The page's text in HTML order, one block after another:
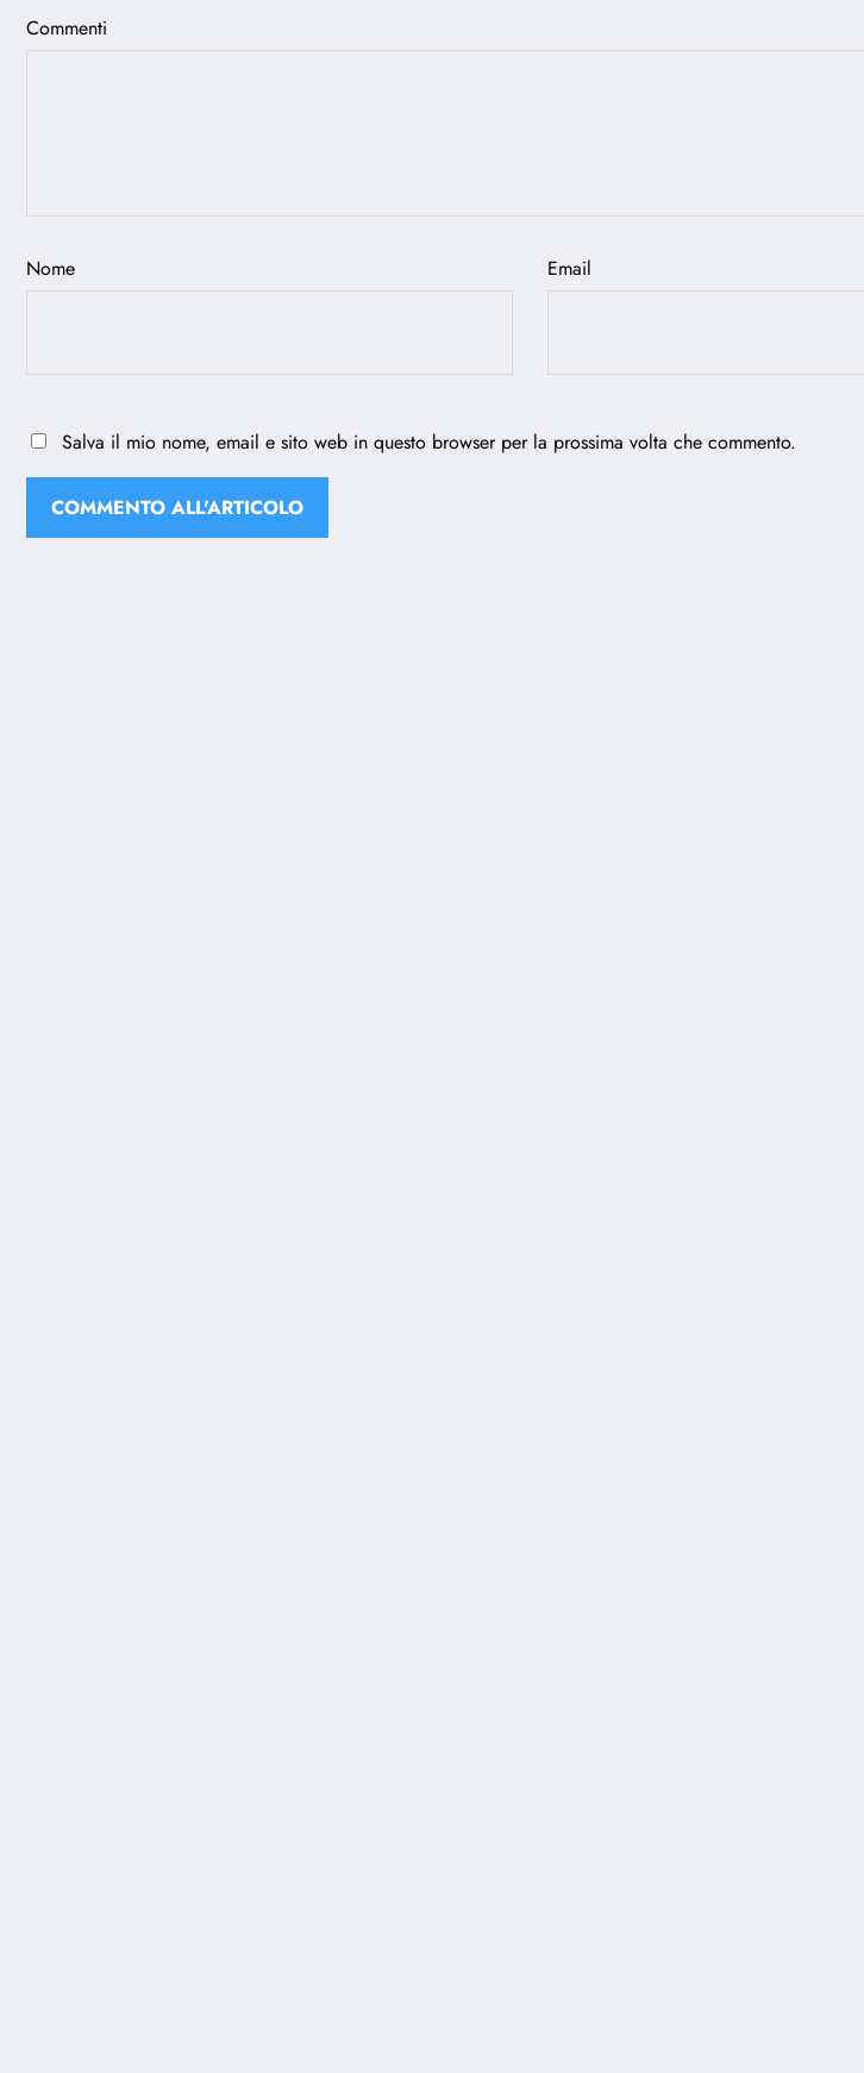
Commenti
Nome Email
Salva il mio nome, email e sito web in questo browser per la prossima volta che commento.